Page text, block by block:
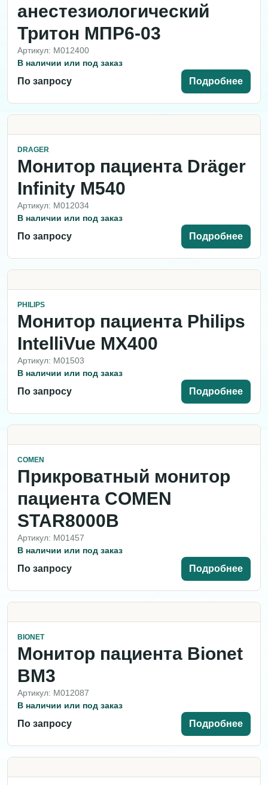
анестезиологический
Тритон МПР6-03
Артикул: M012400
В наличии или под заказ
По запросу Подробнее
DRAGER
Монитор пациента Dräger
Infinity M540
Артикул: M012034
В наличии или под заказ
По запросу Подробнее
PHILIPS
Монитор пациента Philips
IntelliVue MX400
Артикул: M01503
В наличии или под заказ
По запросу Подробнее
COMEN
Прикроватный монитор
пациента COMEN
STAR8000B
Артикул: M01457
В наличии или под заказ
По запросу Подробнее
BIONET
Монитор пациента Bionet
BM3
Артикул: M012087
В наличии или под заказ
По запросу Подробнее